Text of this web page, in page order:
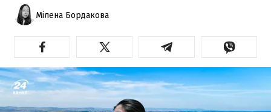
Мілена Бордакова